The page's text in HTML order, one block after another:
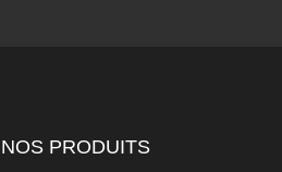
NOS PRODUITS